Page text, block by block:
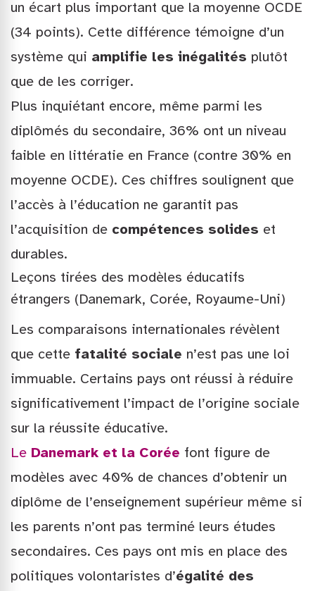
un écart plus important que la moyenne OCDE
(34 points). Cette différence témoigne d’un
système qui amplifie les inégalités plutôt
que de les corriger.
Plus inquiétant encore, même parmi les
diplômés du secondaire, 36% ont un niveau
faible en littératie en France (contre 30% en
moyenne OCDE). Ces chiffres soulignent que
l’accès à l’éducation ne garantit pas
l’acquisition de compétences solides et
durables.
Leçons tirées des modèles éducatifs
étrangers (Danemark, Corée, Royaume-Uni)
Les comparaisons internationales révèlent
que cette fatalité sociale n’est pas une loi
immuable. Certains pays ont réussi à réduire
significativement l’impact de l’origine sociale
sur la réussite éducative.
Le Danemark et la Corée font figure de
modèles avec 40% de chances d’obtenir un
diplôme de l’enseignement supérieur même si
les parents n’ont pas terminé leurs études
secondaires. Ces pays ont mis en place des
politiques volontaristes d’égalité des